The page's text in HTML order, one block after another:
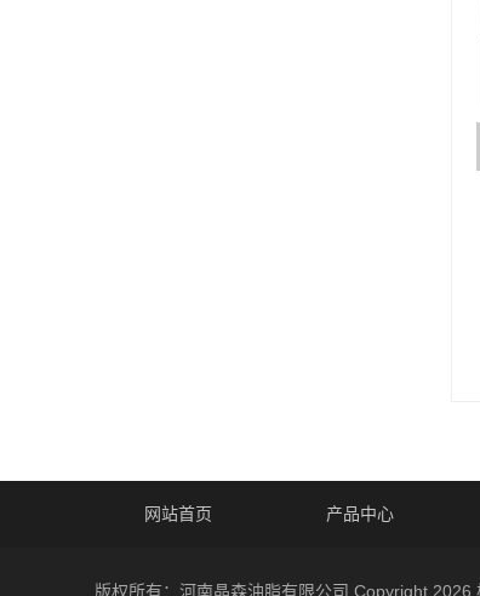
网站首页 产品中心
版权所有：河南晶森油脂有限公司 Copyright